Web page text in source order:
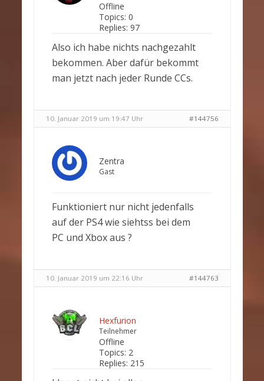
Offline
Topics: 0
Replies: 97
Also ich habe nichts nachgezahlt
bekommen. Aber dafür bekommt
man jetzt nach jeder Runde CCs.
10. Januar 2019 um 19:47 Uhr #144756
Zentra
Gast
Funktioniert nur nicht jedenfalls
auf der PS4 wie siehtss bei dem
PC und Xbox aus ?
10. Januar 2019 um 22:16 Uhr #144763
Hexfurion
Teilnehmer
Offline
Topics: 2
Replies: 215